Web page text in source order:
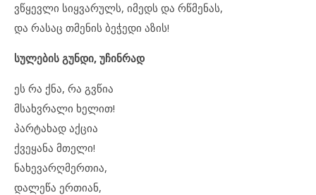
ვწყევლი სიყვარულს, იმედს და რწმენას,
და რასაც თმენის ბეჭედი აზის!
სულების გუნდი, უჩინრად
ეს რა ქნა, რა გვწია
მსახვრალი ხელით!
პარტახად აქცია
ქვეყანა მთელი!
ნახევარღმერთია,
დალეწა ერთიან,